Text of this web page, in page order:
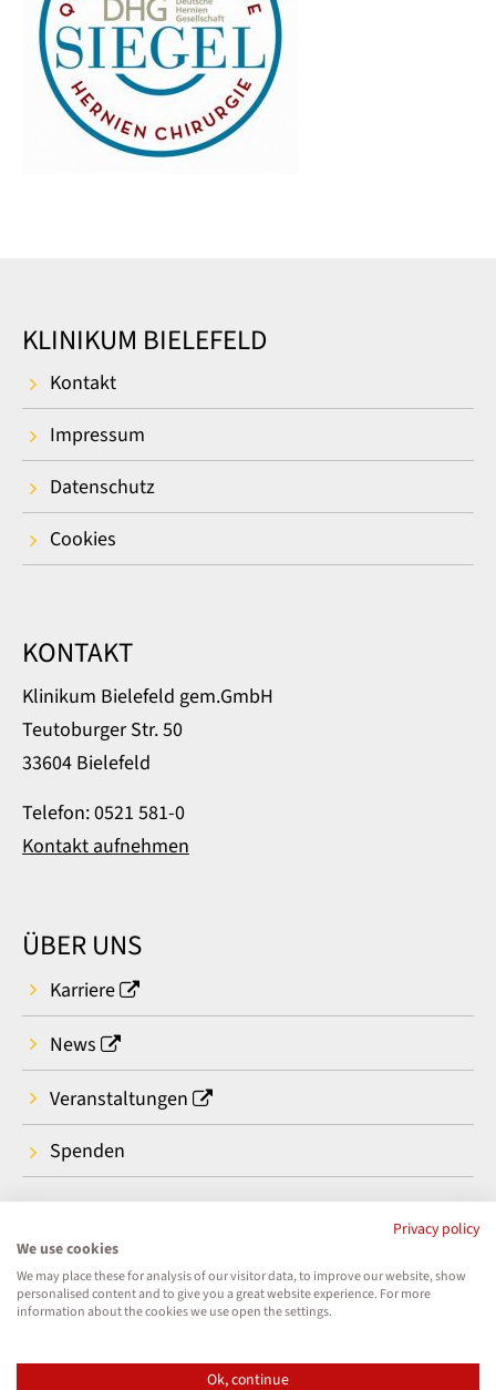
KLINIKUM BIELEFELD
Kontakt
Impressum
Datenschutz
Cookies
KONTAKT
Klinikum Bielefeld gem.GmbH
Teutoburger Str. 50
33604 Bielefeld
Telefon: 0521 581-0
Kontakt aufnehmen
ÜBER UNS
Karriere
News
Veranstaltungen
Spenden
Privacy policy
We use cookies
We may place these for analysis of our visitor data, to improve our website, show
personalised content and to give you a great website experience. For more
information about the cookies we use open the settings.
Ok, continue